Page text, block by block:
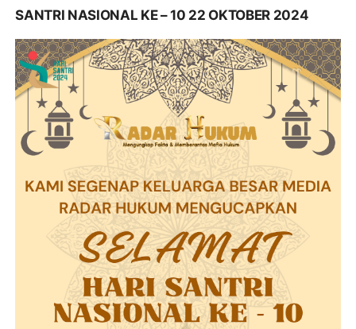
SANTRI NASIONAL KE – 10 22 OKTOBER 2024